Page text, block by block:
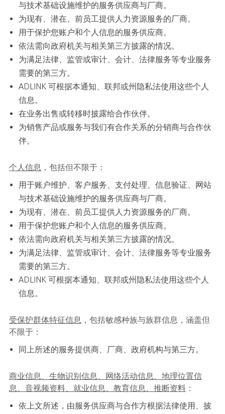
与技术基础设施维护的服务供应商与厂商。
为现有、潜在、前员工提供人力资源服务的厂商。
用于保护您账户和个人信息的服务供应商。
依法需向政府机关与相关第三方披露的情况。
为满足法律、监管或审计、会计、法律服务等专业服务
需要的第三方。
ADLINK 可根据本通知、联邦或州隐私法使用这些个人
信息。
在业务出售或转移时披露给合作伙伴。
为销售产品或服务与我们有合作关系的分销商与合作伙
伴。
个人信息 ，包括但不限于：
用于账户维护、客户服务、支付处理、信息验证、网站
与技术基础设施维护的服务供应商与厂商。
为现有、潜在、前员工提供人力资源服务的厂商。
用于保护您账户和个人信息的服务供应商。
依法需向政府机关与相关第三方披露的情况。
为满足法律、监管或审计、会计、法律服务等专业服务
需要的第三方。
ADLINK 可根据本通知、联邦或州隐私法使用这些个人
信息。
受保护群体特征信息 ，包括敏感种族与族群信息，涵盖但
不限于：
同上所述的服务提供商、厂商、政府机构与第三方。
商业信息、生物识别信息、网络活动信息、地理位置信
息、音视频资料、就业信息、教育信息、推断资料：
依上文所述，由服务供应商与合作方根据法律使用、披